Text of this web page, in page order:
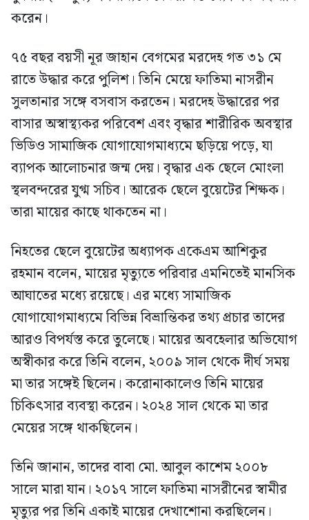
করেন।
৭৫ বছর বয়সী নূর জাহান বেগমের মরদেহ গত ৩১ মে
রাতে উদ্ধার করে পুলিশ। তিনি মেয়ে ফাতিমা নাসরীন
সুলতানার সঙ্গে বসবাস করতেন। মরদেহ উদ্ধারের পর
বাসার অস্বাস্থ্যকর পরিবেশ এবং বৃদ্ধার শারীরিক অবস্থার
ভিডিও সামাজিক যোগাযোগমাধ্যমে ছড়িয়ে পড়ে, যা
ব্যাপক আলোচনার জন্ম দেয়। বৃদ্ধার এক ছেলে মোংলা
স্থলবন্দরের যুগ্ম সচিব। আরেক ছেলে বুয়েটের শিক্ষক।
তারা মায়ের কাছে থাকতেন না।
নিহতের ছেলে বুয়েটের অধ্যাপক একেএম আশিকুর
রহমান বলেন, মায়ের মৃত্যুতে পরিবার এমনিতেই মানসিক
আঘাতের মধ্যে রয়েছে। এর মধ্যে সামাজিক
যোগাযোগমাধ্যমে বিভিন্ন বিভ্রান্তিকর তথ্য প্রচার তাদের
আরও বিপর্যস্ত করে তুলেছে। মায়ের অবহেলার অভিযোগ
অস্বীকার করে তিনি বলেন, ২০০৯ সাল থেকে দীর্ঘ সময়
মা তার সঙ্গেই ছিলেন। করোনাকালেও তিনি মায়ের
চিকিৎসার ব্যবস্থা করেন। ২০২৪ সাল থেকে মা তার
মেয়ের সঙ্গে থাকছিলেন।
তিনি জানান, তাদের বাবা মো. আবুল কাশেম ২০০৮
সালে মারা যান। ২০১৭ সালে ফাতিমা নাসরীনের স্বামীর
মৃত্যুর পর তিনি একাই মায়ের দেখাশোনা করছিলেন।